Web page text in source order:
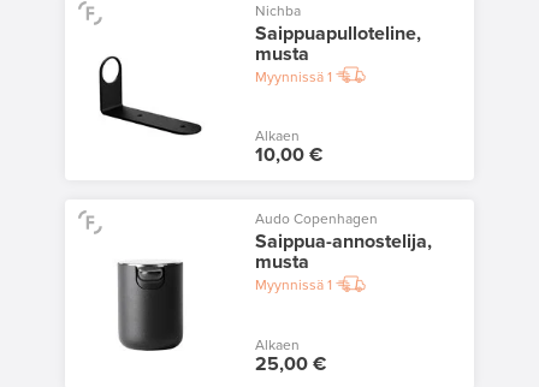
Nichba
Saippuapulloteline,
musta
Myynnissä1
Alkaen
10,00 €
Audo Copenhagen
Saippua-annostelija,
musta
Myynnissä1
Alkaen
25,00 €